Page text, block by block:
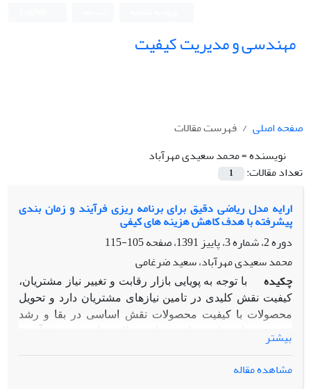
مهندسی و مدیریت کیفیت
صفحه اصلی
فهرست مقالات
نویسنده =محمد سعیدی مهرآباد
تعداد مقالات:
1
ارایه مدل ریاضی دقیق برای برنامه ریزی فرآیند و زمان بندی
پیشرفته با هدف کاهش هزینه های کیفی
دوره 2، شماره 3، پاییز 1391، صفحه
105-115
محمد سعیدی مهرآباد، سعید ضرغامی
چکیده
با توجه به پویایی بازار رقابت و تغییر نیاز مشتریان،
کیفیت نقش کلیدی در تامین نیازهای مشتریان دارد و تحویل
محصولات با کیفیت محصولات نقش اساسی در بقا و رشد
زمان بندی پیشرفته مورد توجه بوده که بر اساس
سفارش‌های دریافتی سیستم، زمان بندی صورت می‌گیرد.
بیشتر
مشاهده مقاله